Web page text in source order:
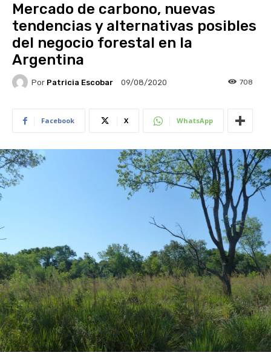
Mercado de carbono, nuevas
tendencias y alternativas posibles
del negocio forestal en la
Argentina
Por Patricia Escobar 09/08/2020 708
Facebook X WhatsApp